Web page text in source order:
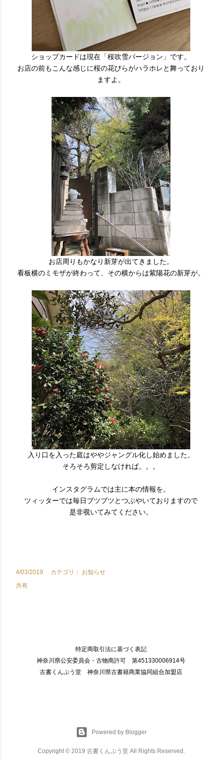
ショップカードは現在「桜吹雪バージョン」です。
お店の前もこんな感じに桜の花びらがハラホレと舞っており
ますよ。
お店周りもかなり新芽が出てきました。
看板横のミモザが終わって、その横からは紫陽花の新芽が。
入り口を入った庭はややジャングル化し始めました。
そろそろ剪定しなければ。。。
インスタグラムでは主に本の情報を。
ツィッターでは毎日ブツブツとつぶやいておりますので
是非覗いてみてください。
4/03/2019 カテゴリ：
お知らせ
共有
特定商取引法に基づく表記
神奈川県公安委員会・古物商許可 第451330006914号
古書くんぷう堂 神奈川県古書籍商業協同組合加盟店
Powered by Blogger
Copyright © 2019 古書くんぷう堂 All Rights Reserved.